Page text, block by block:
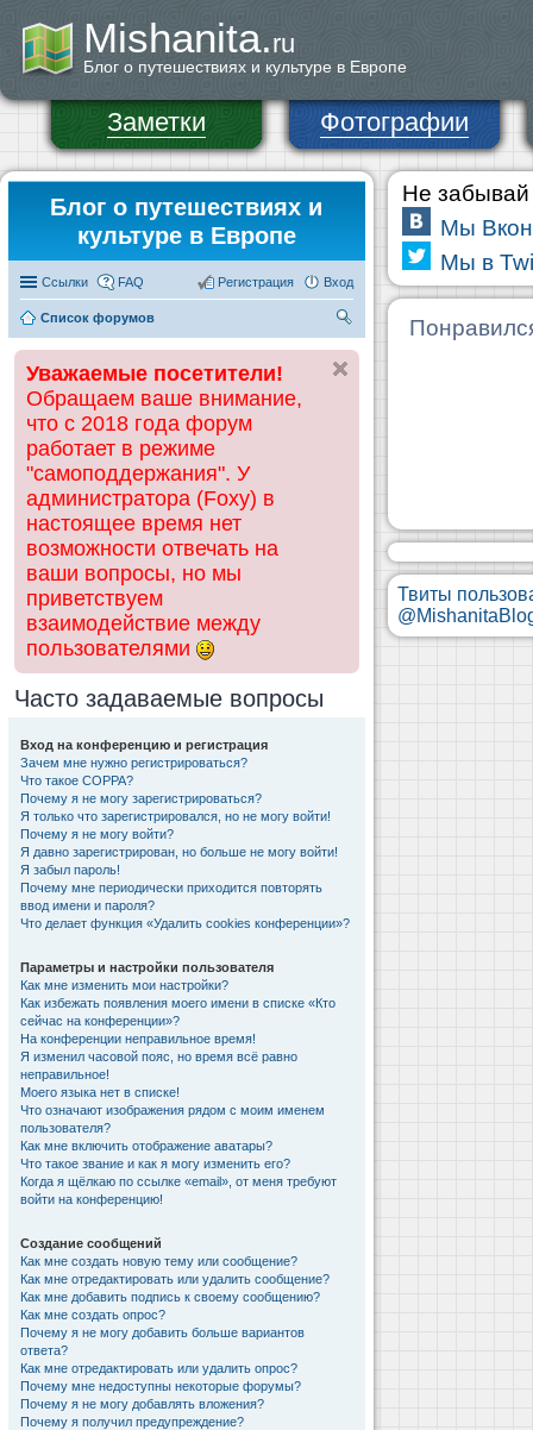
Mishanita.ru
Блог о путешествиях и культуре в Европе
Заметки Фотографии
Блог о путешествиях и
культуре в Европе
Ссылки FAQ Вход
Регистрация
Список форумов
ск
Уважаемые посетители!
Обращаем ваше внимание,
что с 2018 года форум
работает в режиме
"самоподдержания". У
администратора (Foxy) в
настоящее время нет
возможности отвечать на
ваши вопросы, но мы
приветствуем
взаимодействие между
пользователями
Часто задаваемые вопросы
Вход на конференцию и регистрация
Зачем мне нужно регистрироваться?
Что такое COPPA?
Почему я не могу зарегистрироваться?
Я только что зарегистрировался, но не могу войти!
Почему я не могу войти?
Я давно зарегистрирован, но больше не могу войти!
Я забыл пароль!
Почему мне периодически приходится повторять
ввод имени и пароля?
Что делает функция «Удалить cookies конференции»?
Параметры и настройки пользователя
Как мне изменить мои настройки?
Как избежать появления моего имени в списке «Кто
сейчас на конференции»?
На конференции неправильное время!
Я изменил часовой пояс, но время всё равно
неправильное!
Моего языка нет в списке!
Что означают изображения рядом с моим именем
пользователя?
Как мне включить отображение аватары?
Что такое звание и как я могу изменить его?
Когда я щёлкаю по ссылке «email», от меня требуют
войти на конференцию!
Создание сообщений
Как мне создать новую тему или сообщение?
Как мне отредактировать или удалить сообщение?
Как мне добавить подпись к своему сообщению?
Как мне создать опрос?
Почему я не могу добавить больше вариантов
ответа?
Как мне отредактировать или удалить опрос?
Почему мне недоступны некоторые форумы?
Почему я не могу добавлять вложения?
Почему я получил предупреждение?
Не забывай
Мы
Мы в
Твиты